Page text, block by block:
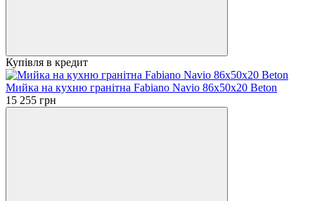
Купівля в кредит
Мийка на кухню гранітна Fabiano Navio 86x50x20 Beton
15 255 грн